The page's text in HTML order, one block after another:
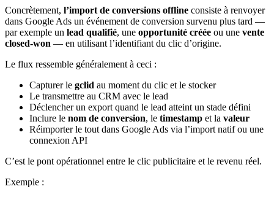
Concrètement, l’import de conversions offline consiste à renvoyer
dans Google Ads un événement de conversion survenu plus tard —
par exemple un lead qualifié, une opportunité créée ou une vente
closed-won — en utilisant l’identifiant du clic d’origine.
Le flux ressemble généralement à ceci :
Capturer le gclid au moment du clic et le stocker
Le transmettre au CRM avec le lead
Déclencher un export quand le lead atteint un stade défini
Inclure le nom de conversion, le timestamp et la valeur
Réimporter le tout dans Google Ads via l’import natif ou une
connexion API
C’est le pont opérationnel entre le clic publicitaire et le revenu réel.
Exemple :